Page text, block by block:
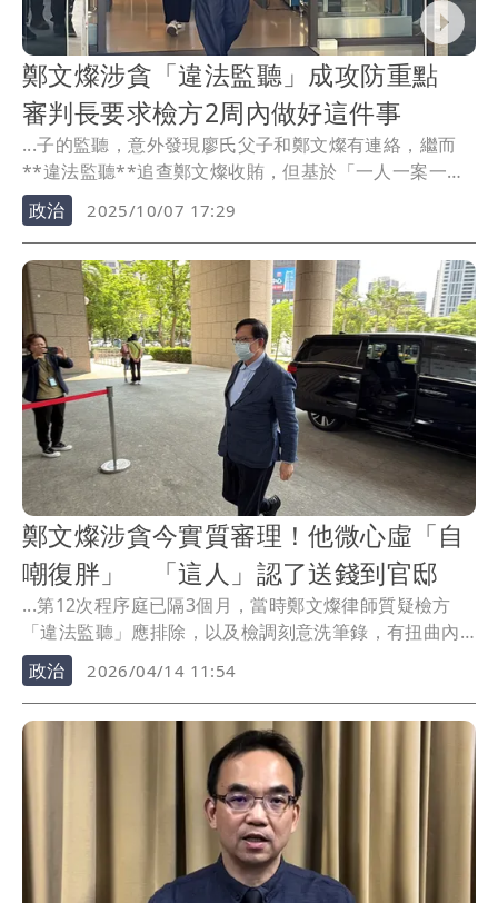
鄭文燦涉貪「違法監聽」成攻防重點
審判長要求檢方2周內做好這件事
...子的監聽，意外發現廖氏父子和鄭文燦有連絡，繼而
**違法監聽**追查鄭文燦收賄，但基於「一人一案一
票」...
政治 2025/10/07 17:29
鄭文燦涉貪今實質審理！他微心虛「自
嘲復胖」 「這人」認了送錢到官邸
...第12次程序庭已隔3個月，當時鄭文燦律師質疑檢方
「違法監聽」應排除，以及檢調刻意洗筆錄，有扭曲內
容與...
政治 2026/04/14 11:54